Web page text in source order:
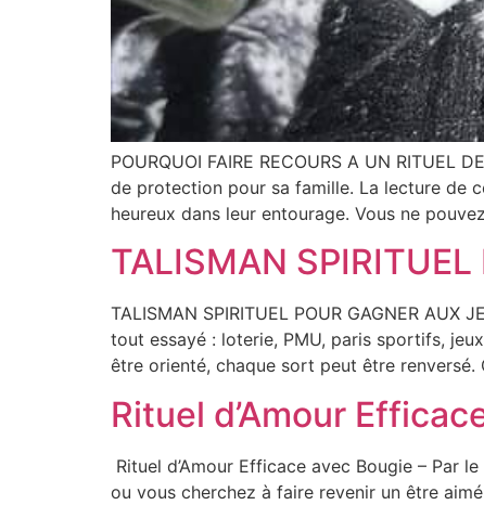
POURQUOI FAIRE RECOURS A UN RITUEL
de protection pour sa famille. La lecture de
heureux dans leur entourage. Vous ne
TALISMAN SPIRITUEL
TALISMAN SPIRITUEL POUR GAGNER
tout essayé : loterie, PMU, paris sportifs,
être orienté, chaque sort peut être renversé.
Rituel d’Amour
Rituel d’Amour Efficace avec Bougie – Par
ou vous cherchez à faire revenir un être